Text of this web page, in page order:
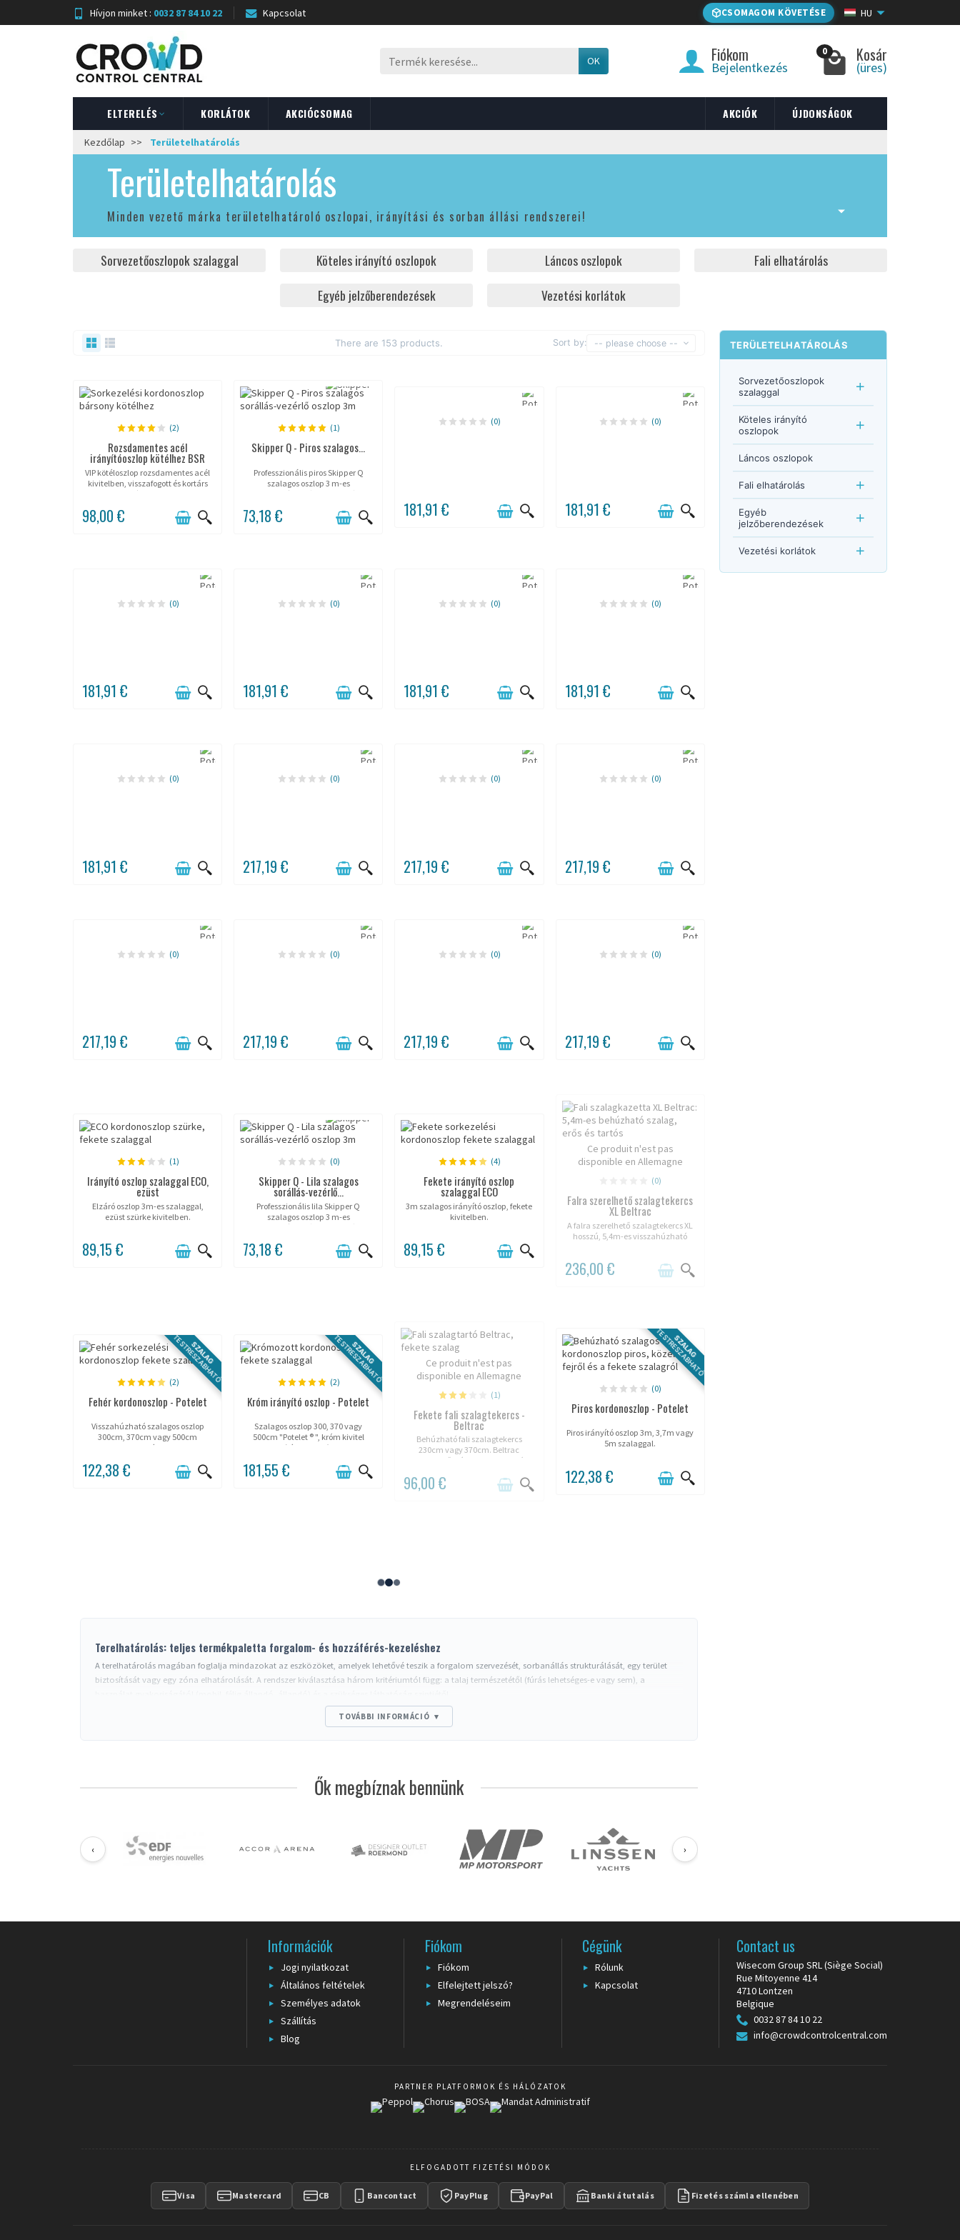
Hívjon minket : 0032 87 84 10 22 Kapcsolat CSOMAGOM KÖVETÉSE HU
OK Fiókom
Bejelentkezés
0 Kosár
(üres)
ELTERELÉS KORLÁTOK AKCIÓCSOMAG AKCIÓK ÚJDONSÁGOK
Kezdőlap Területelhatárolás
Területelhatárolás
Minden vezető márka területelhatároló oszlopai, irányítási és sorban állási rendszerei!
Sorvezetőoszlopok szalaggal Köteles irányító oszlopok Láncos oszlopok
Fali elhatárolás
Egyéb jelzőberendezések
Vezetési korlátok
There are 153 products. Sort by: -- please choose --
(2)
Rozsdamentes acél
irányítóoszlop kötélhez BSR
VIP kötéloszlop rozsdamentes acél
kivitelben, visszafogott és kortárs
stílusban.
98,00 €
(1)
Skipper Q - Piros szalagos...
Professzionális piros Skipper Q
szalagos oszlop 3 m-es
visszahúzható szalaggal és
szalagszélesség 50 mm, önfékező
mechanizmus. Intenzív...
73,18 €
(0)
181,91 €
(0)
181,91 €
(0)
181,91 €
(0)
181,91 €
(0)
181,91 €
(0)
181,91 €
(0)
181,91 €
(0)
217,19 €
(0)
217,19 €
(0)
217,19 €
(0)
217,19 €
(0)
217,19 €
(0)
217,19 €
(0)
217,19 €
(1)
Irányító oszlop szalaggal ECO,
ezüst
Elzáró oszlop 3m-es szalaggal,
ezüst szürke kivitelben.
89,15 €
(0)
Skipper Q - Lila szalagos
sorállás-vezérlő...
Professzionális lila Skipper Q
szalagos oszlop 3 m-es
visszahúzható szalaggal és
mm, önfékező. Prémium szín, bel-
és kültéri használatra.
73,18 €
(4)
Fekete irányító oszlop
szalaggal ECO
3m szalagos irányító oszlop, fekete
kivitelben.
89,15 €
Ce produit n'est pas
disponible en Allemagne
(0)
Falra szerelhető szalagtekercs
XL Beltrac
A falra szerelhető szalagtekercs XL
hosszú, 5,4m-es visszahúzható
236,00 €
SZALAG
TESTRESZABHATÓ
(2)
Fehér kordonoszlop - Potelet
Visszahúzható szalagos oszlop
300cm, 370cm vagy 500cm
hosszban, fehér lakkozott.
122,38 €
SZALAG
TESTRESZABHATÓ
(2)
Króm irányító oszlop - Potelet
Szalagos oszlop 300, 370 vagy
500cm "Potelet ® ", króm kivitel
(fényes inox).
181,55 €
Ce produit n'est pas
disponible en Allemagne
(1)
Fekete fali szalagtekercs -
Beltrac
Behúzható fali szalagtekercs
230cm vagy 370cm. Beltrac
különböző színekben kapható.
96,00 €
SZALAG
TESTRESZABHATÓ
(0)
Piros kordonoszlop - Potelet
Piros irányító oszlop 3m, 3,7m vagy
5m szalaggal.
122,38 €
Terelhatárolás: teljes termékpaletta forgalom- és hozzáférés-kezeléshez
A terelhatárolás magában foglalja mindazokat az eszközöket, amelyek lehetővé teszik a forgalom szervezését, sorbanállás strukturálását, egy terület
biztosítását vagy egy zóna elhatárolását. A rendszer kiválasztása három kritériumtól függ: a talaj természetétől (fúrás lehetséges-e vagy sem), a
- helymegtakarítás: falra rögzített tekercselők és vevők, ideálisak szűk folyosókra.
- nagy forgalomhoz (nagyközönség rendezvények, tüntetések).
Választás környezet szerint
Standardbeltérihasználathoz (üzletek, bankok, szállodák) a súlyozott talppal (8-14 kg) ellátott mobil oszlopok elegendők.Kültérenrészesítse
előnyben a 304-es rozsdamentes acélt vagy kezelt acélt, legalább 10 kg-os ballaszttal a szélállóság érdekében.Közintézményekben(közönség
körülbelül 4-6 héttel az egyedi gyártásra. Ideiglenes tereléshez a nyomtatott
ragasztószalagok azonnali alternatívát kínálnak.
TOVÁBBI INFORMÁCIÓ ▾
Ők megbíznak bennünk
‹ ›
TERÜLETELHATÁROLÁS
Sorvezetőoszlopok
szalaggal
Köteles irányító
oszlopok
Láncos oszlopok
Fali elhatárolás
Egyéb
jelzőberendezések
Vezetési korlátok
Információk
Jogi nyilatkozat
Általános feltételek
Személyes adatok
Szállítás
Blog
Fiókom
Fiókom
Elfelejtett jelszó?
Megrendeléseim
Cégünk
Rólunk
Kapcsolat
Contact us
Wisecom Group SRL (Siège Social)
Rue Mitoyenne 414
4710 Lontzen
Belgique
0032 87 84 10 22
info@crowdcontrolcentral.com
PARTNER PLATFORMOK ÉS HÁLÓZATOK
ELFOGADOTT FIZETÉSI MÓDOK
Visa Mastercard CB Bancontact PayPlug PayPal Banki átutalás Fizetés számla ellenében